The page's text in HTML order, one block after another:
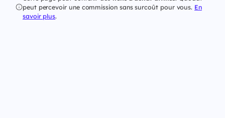
peut percevoir une commission sans surcoût pour vous. En
savoir plus.